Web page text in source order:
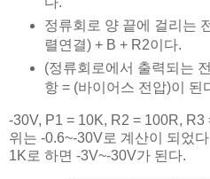
정류회로 양 끝에 걸리는
렬연결) + B + R2이다.
(정류회로에서 출력되는
항 = (바이어스 전압)이 된
-30V, P1 = 10K, R2 = 100R,
위는 -0.6~-30V로 계산이 되었
1K로 하면 -3V~-30V가 된다.